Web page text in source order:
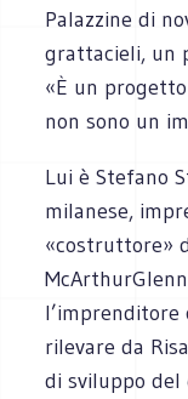
Palazzine di
grattacieli, un
«È un
non sono un
Lui è Stefano
milanese,
«costruttore»
l’imprenditore
rilevare da
di sviluppo del